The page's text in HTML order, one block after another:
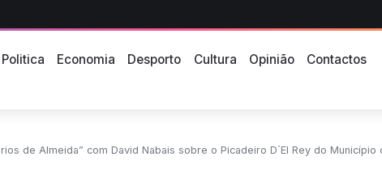
Politica Economia Desporto Cultura Opinião Contactos
de Almeida” com David Nabais sobre o Picadeiro D´El Rey do Município de